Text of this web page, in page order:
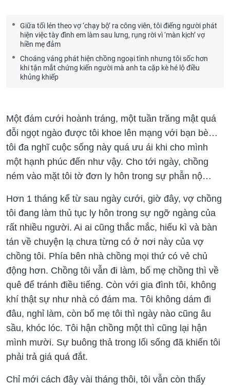
Giữa tối lén theo vợ ‘chạy bộ’ ra công viên, tôi điếng người phát
hiện việc tày đình em làm sau lưng, rụng rời vì ‘màn kịch’ vợ
hiền mẹ đảm
Choáng váng phát hiện chồng ngoại tình nhưng tôi sốc hơn
khi tận mắt chứng kiến người mà anh ta cặp kè hé lộ điều
khủng khiếp
Một đám cưới hoành tráng, một tuần trăng mật quá
đỗi ngọt ngào được tôi khoe lên mạng với bạn bè…
tôi đa nghĩ cuộc sống này quá ưu ái khi cho mình
một hạnh phúc đến như vậy. Cho tới ngày, chồng
ném vào mặt tôi tờ đơn ly hôn trong sự phẫn nộ…
Hơn 1 tháng kể từ sau ngày cưới, giờ đây, vợ chồng
tôi đang làm thủ tục ly hôn trong sự ngỡ ngàng của
rất nhiều người. Ai ai cũng thắc mắc, hiếu kì và bàn
tán về chuyện lạ chưa từng có ở nơi này của vợ
chồng tôi. Phía bên nhà chồng mọi thứ có vẻ chủ
động hơn. Chồng tôi vẫn đi làm, bố mẹ chồng thì về
quê để tránh điều tiếng. Còn với gia đình tôi, không
khí thật sự như nhà có đám ma. Tôi không dám đi
đâu, nghỉ làm, còn bố mẹ tôi thì ngày nào cũng âu
sầu, khóc lóc. Tôi hận chồng một thì cũng lại hận
mình mười. Sự buông thả trong lối sống đã khiến tôi
phải trả giá quá đắt.
Chỉ mới cách đây vài tháng thôi, tôi vẫn còn thấy